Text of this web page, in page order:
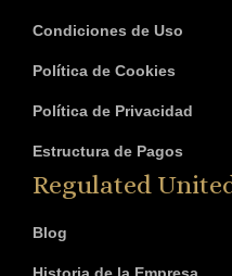
Condiciones de Uso
Política de Cookies
Política de Privacidad
Estructura de Pagos
Regulated
Blog
Historia de la Empresa